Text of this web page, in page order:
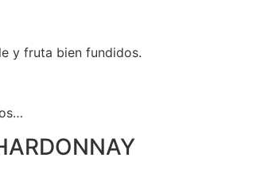
y fruta bien fundidos.